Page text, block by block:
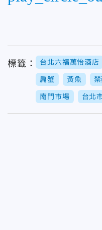
標籤： 台北六福萬怡酒店
扁蟹 黃魚
南門市場 台北